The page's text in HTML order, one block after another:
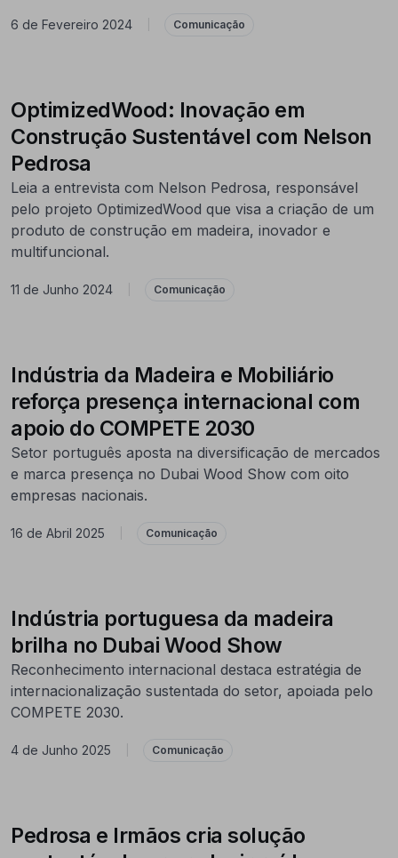
6 de Fevereiro 2024 Comunicação
OptimizedWood: Inovação em
Construção Sustentável com Nelson
Pedrosa
Leia a entrevista com Nelson Pedrosa, responsável
pelo projeto OptimizedWood que visa a criação de um
produto de construção em madeira, inovador e
multifuncional.
11 de Junho 2024 Comunicação
Indústria da Madeira e Mobiliário
reforça presença internacional com
apoio do COMPETE 2030
Setor português aposta na diversificação de mercados
e marca presença no Dubai Wood Show com oito
empresas nacionais.
16 de Abril 2025 Comunicação
Indústria portuguesa da madeira
brilha no Dubai Wood Show
Reconhecimento internacional destaca estratégia de
internacionalização sustentada do setor, apoiada pelo
COMPETE 2030.
4 de Junho 2025 Comunicação
Pedrosa e Irmãos cria solução